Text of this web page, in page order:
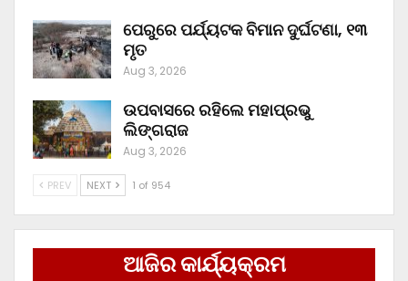
ପେରୁରେ ପର୍ଯ୍ୟଟକ ବିମାନ ଦୁର୍ଘଟଣା, ୧୩
ମୃତ
Aug 3, 2026
ଉପବାସରେ ରହିଲେ ମହାପ୍ରଭୁ
ଲିଙ୍ଗରାଜ
Aug 3, 2026
PREV NEXT 1 of 954
ଆଜିର କାର୍ଯ୍ୟକ୍ରମ